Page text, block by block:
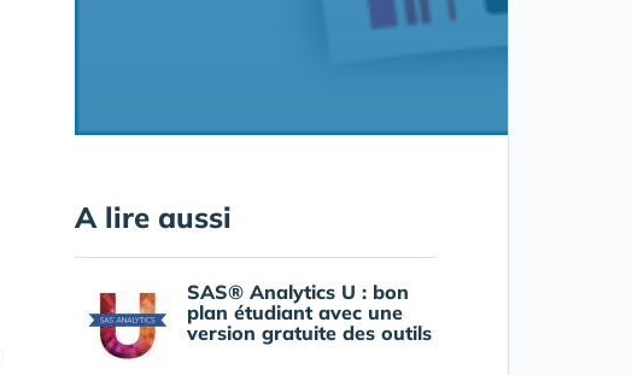
A lire aussi
SAS® Analytics U : bon
plan étudiant avec une
version gratuite des outils